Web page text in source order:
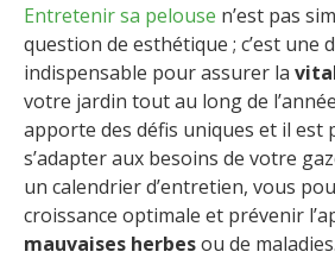
Entretenir sa pelouse n’est pas
question de esthétique ; c’est une
indispensable pour assurer la
votre jardin tout au long de
apporte des défis uniques et il est
s’adapter aux besoins de votre
un calendrier d’entretien, vous
croissance optimale et prévenir
mauvaises herbesou de maladies.